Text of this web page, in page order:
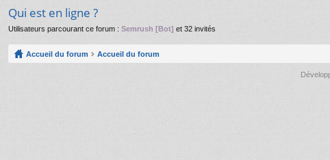
n
ar
Qui est en ligne ?
Utilisateurs parcourant ce forum : Semrush [Bot] et 32 invités
Accueil du forum Accueil du forum